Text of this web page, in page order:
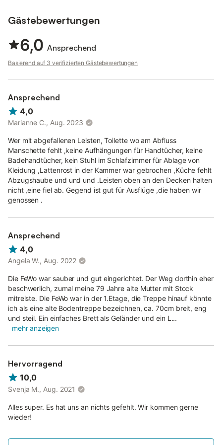
Gästebewertungen
6,0 Ansprechend
Basierend auf 3 verifizierten Gästebewertungen
Ansprechend
4,0
Marianne C., Aug. 2023
Wer mit abgefallenen Leisten, Toilette wo am Abfluss
Manschette fehlt ,keine Aufhängungen für Handtücher, keine
Badehandtücher, kein Stuhl im Schlafzimmer für Ablage von
Kleidung ,Lattenrost in der Kammer war gebrochen ,Küche fehlt
Abzugshaube und und und .Leisten oben an den Decken halten
nicht ,eine fiel ab. Gegend ist gut für Ausflüge ,die haben wir
genossen .
Ansprechend
4,0
Angela W., Aug. 2022
Die FeWo war sauber und gut eingerichtet. Der Weg dorthin eher
beschwerlich, zumal meine 79 Jahre alte Mutter mit Stock
mitreiste. Die FeWo war in der 1.Etage, die Treppe hinauf könnte
ich als eine alte Bodentreppe bezeichnen, ca. 70cm breit, eng
und steil. Ein einfaches Brett als Geländer und ein L...
mehr anzeigen
Hervorragend
10,0
Svenja M., Aug. 2021
Alles super. Es hat uns an nichts gefehlt. Wir kommen gerne
wieder!